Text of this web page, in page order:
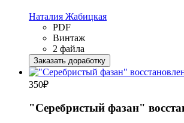
Наталия Жабицкая
PDF
Винтаж
2 файла
Заказать доработку
350₽
"Серебристый фазан"